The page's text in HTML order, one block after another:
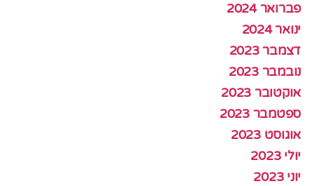
פברואר 2024
ינואר 2024
דצמבר 2023
נובמבר 2023
אוקטובר 2023
ספטמבר 2023
אוגוסט 2023
יולי 2023
יוני 2023